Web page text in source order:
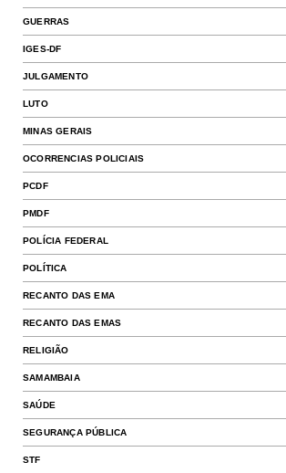
GUERRAS
IGES-DF
JULGAMENTO
LUTO
MINAS GERAIS
OCORRENCIAS POLICIAIS
PCDF
PMDF
POLÍCIA FEDERAL
POLÍTICA
RECANTO DAS EMA
RECANTO DAS EMAS
RELIGIÃO
SAMAMBAIA
SAÚDE
SEGURANÇA PÚBLICA
STF